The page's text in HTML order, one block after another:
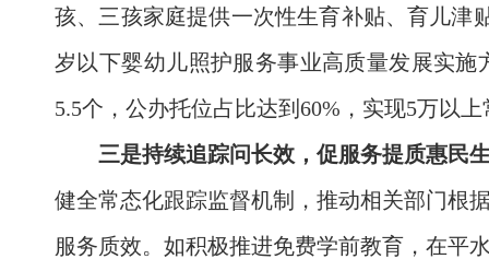
孩、三孩家庭提供一次性生育补贴、育儿津
岁以下婴幼儿照护服务事业高质量发展实
5.5个，公办托位占比达到60%，实现5万以
三是持续追踪问长效，促服务提质惠民
健全常态化跟踪监督机制，推动相关部门根
服务质效。如积极推进免费学前教育，在平